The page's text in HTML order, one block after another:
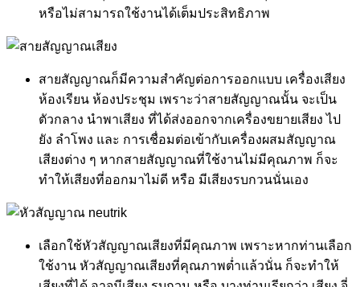
หรือไม่สามารถใช้งานได้เต็มประสิทธิภาพ
สายสัญญาณก็มีความสำคัญต่อการออกแบบ เครื่องเสียง
ห้องเรียน ห้องประชุม เพราะว่าสายสัญญาณนั้น จะเป็น
ตัวกลาง นำพาเสียง ที่ได้ส่งออกจากเครื่องขยายเสียง ไป
ยัง ลำโพง และ การเชื่อมต่อเข้ากับเครื่องผสมสัญญาณ
เสียงต่าง ๆ หากสายสัญญาณที่ใช้งานไม่มีคุณภาพ ก็จะ
ทำให้เสียงที่ออกมาไม่ดี หรือ มีเสียงรบกวนนั่นเอง
เลือกใช้หัวสัญญาณเสียงที่มีคุณภาพ เพราะหากท่านเลือก
ใช้งาน หัวสัญญาณเสียงที่คุณภาพต่ำแล้วนั่น ก็จะทำให้